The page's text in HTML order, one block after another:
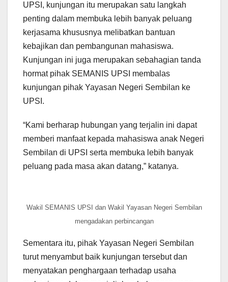
UPSI, kunjungan itu merupakan satu langkah
penting dalam membuka lebih banyak peluang
kerjasama khususnya melibatkan bantuan
kebajikan dan pembangunan mahasiswa.
Kunjungan ini juga merupakan sebahagian tanda
hormat pihak SEMANIS UPSI membalas
kunjungan pihak Yayasan Negeri Sembilan ke
UPSI.
“Kami berharap hubungan yang terjalin ini dapat
memberi manfaat kepada mahasiswa anak Negeri
Sembilan di UPSI serta membuka lebih banyak
peluang pada masa akan datang,” katanya.
Wakil SEMANIS UPSI dan Wakil Yayasan Negeri Sembilan
mengadakan perbincangan
Sementara itu, pihak Yayasan Negeri Sembilan
turut menyambut baik kunjungan tersebut dan
menyatakan penghargaan terhadap usaha